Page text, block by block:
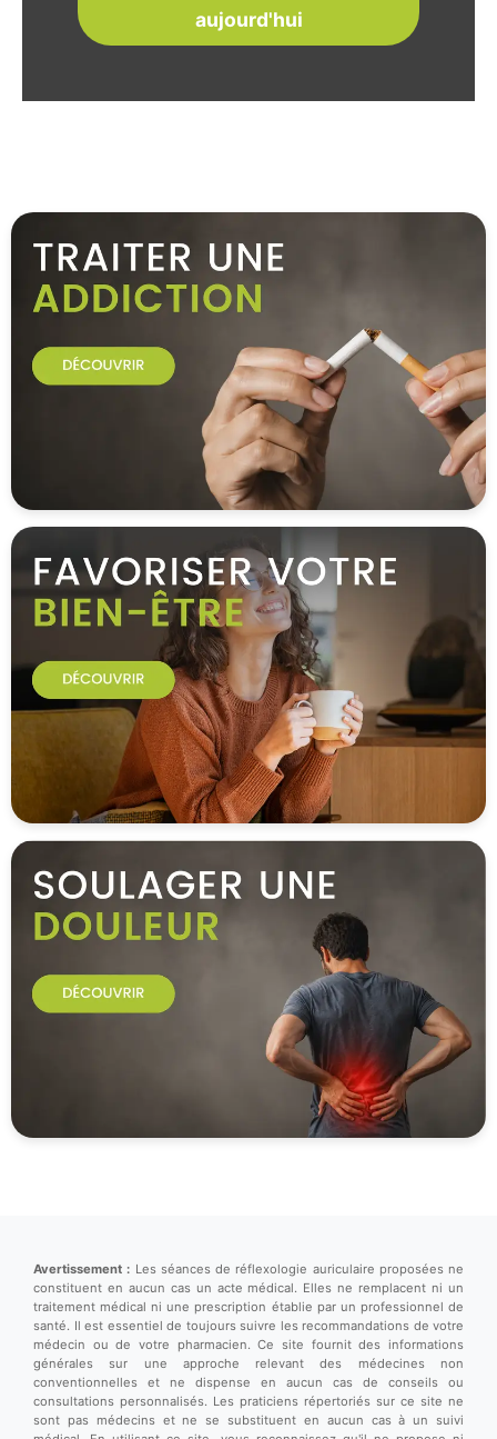
aujourd'hui
Avertissement : Les séances de réflexologie auriculaire proposées ne
constituent en aucun cas un acte médical. Elles ne remplacent ni un
traitement médical ni une prescription établie par un professionnel de
santé. Il est essentiel de toujours suivre les recommandations de votre
médecin ou de votre pharmacien. Ce site fournit des informations
générales sur une approche relevant des médecines non
conventionnelles et ne dispense en aucun cas de conseils ou
consultations personnalisés. Les praticiens répertoriés sur ce site ne
sont pas médecins et ne se substituent en aucun cas à un suivi